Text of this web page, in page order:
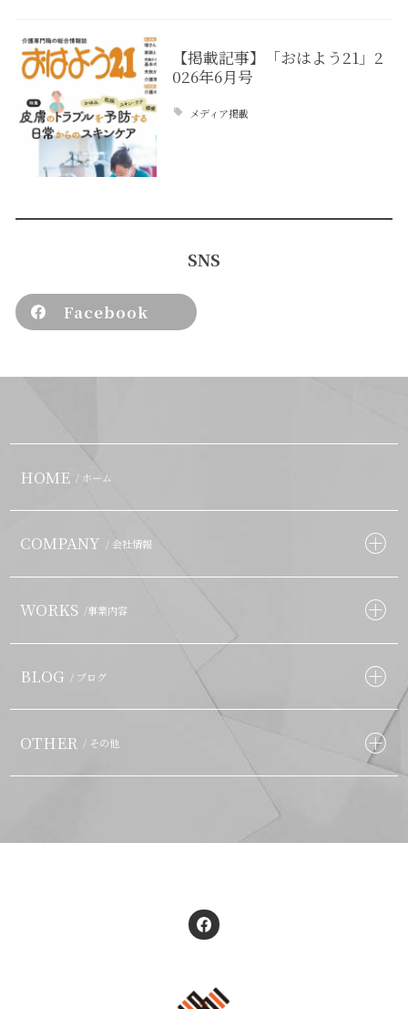
【掲載記事】「おはよう21」2
026年6月号
メディア掲載
SNS
Facebook
HOME / ホーム
COMPANY / 会社情報
WORKS /事業内容
BLOG / ブログ
OTHER / その他